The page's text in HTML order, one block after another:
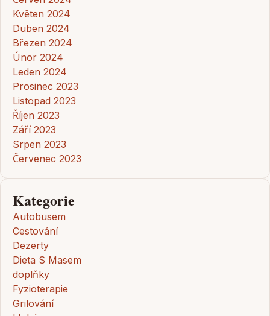
Květen 2024
Duben 2024
Březen 2024
Únor 2024
Leden 2024
Prosinec 2023
Listopad 2023
Říjen 2023
Září 2023
Srpen 2023
Červenec 2023
Kategorie
Autobusem
Cestování
Dezerty
Dieta S Masem
doplňky
Fyzioterapie
Grilování